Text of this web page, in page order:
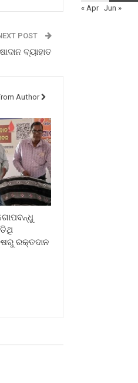
POST
ବ୍ୟାହାତ
Author
ରକ୍ତଦାନ
« Apr
Jun »